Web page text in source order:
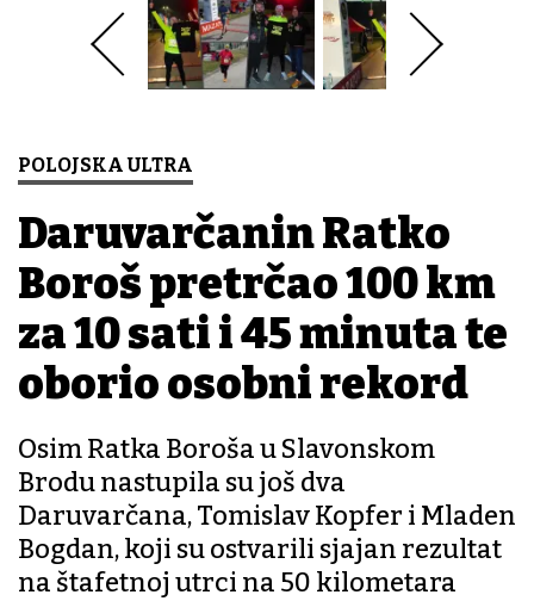
POLOJSKA ULTRA
Daruvarčanin Ratko
Boroš pretrčao 100 km
za 10 sati i 45 minuta te
oborio osobni rekord
Osim Ratka Boroša u Slavonskom
Brodu nastupila su još dva
Daruvarčana, Tomislav Kopfer i Mladen
Bogdan, koji su ostvarili sjajan rezultat
na štafetnoj utrci na 50 kilometara